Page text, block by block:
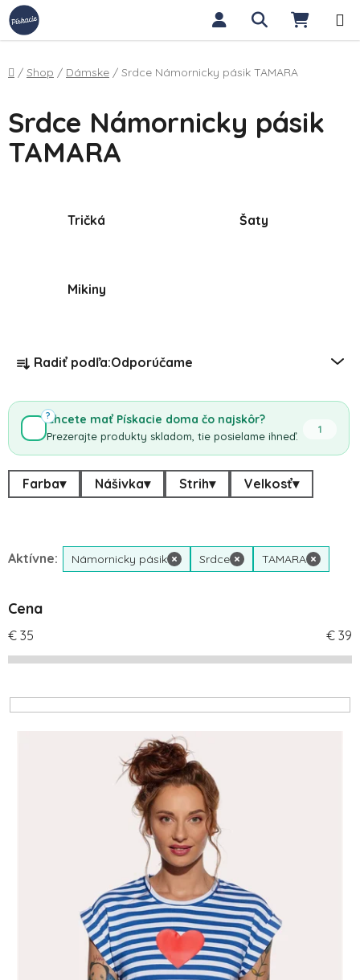
Prejsť na obsah Hľadať
Domov
/ Shop / Dámske / Srdce Námornicky pásik TAMARA
Srdce Námornicky pásik
TAMARA
Tričká Šaty
Mikiny
Radenie produktov
Radiť podľa:Odporúčame
Chcete mať Pískacie doma čo najskôr?
Prezerajte produkty skladom, tie posielame ihneď.
1
?
Farba▾ Nášivka▾ Strih▾ Velkosť▾
Aktívne: Námornicky pásik × Srdce × TAMARA ×
Cena
€ 35 € 39
Výpis produktov